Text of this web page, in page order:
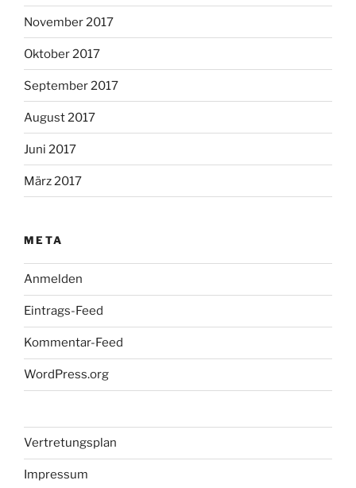
November 2017
Oktober 2017
September 2017
August 2017
Juni 2017
März 2017
META
Anmelden
Eintrags-Feed
Kommentar-Feed
WordPress.org
Vertretungsplan
Impressum